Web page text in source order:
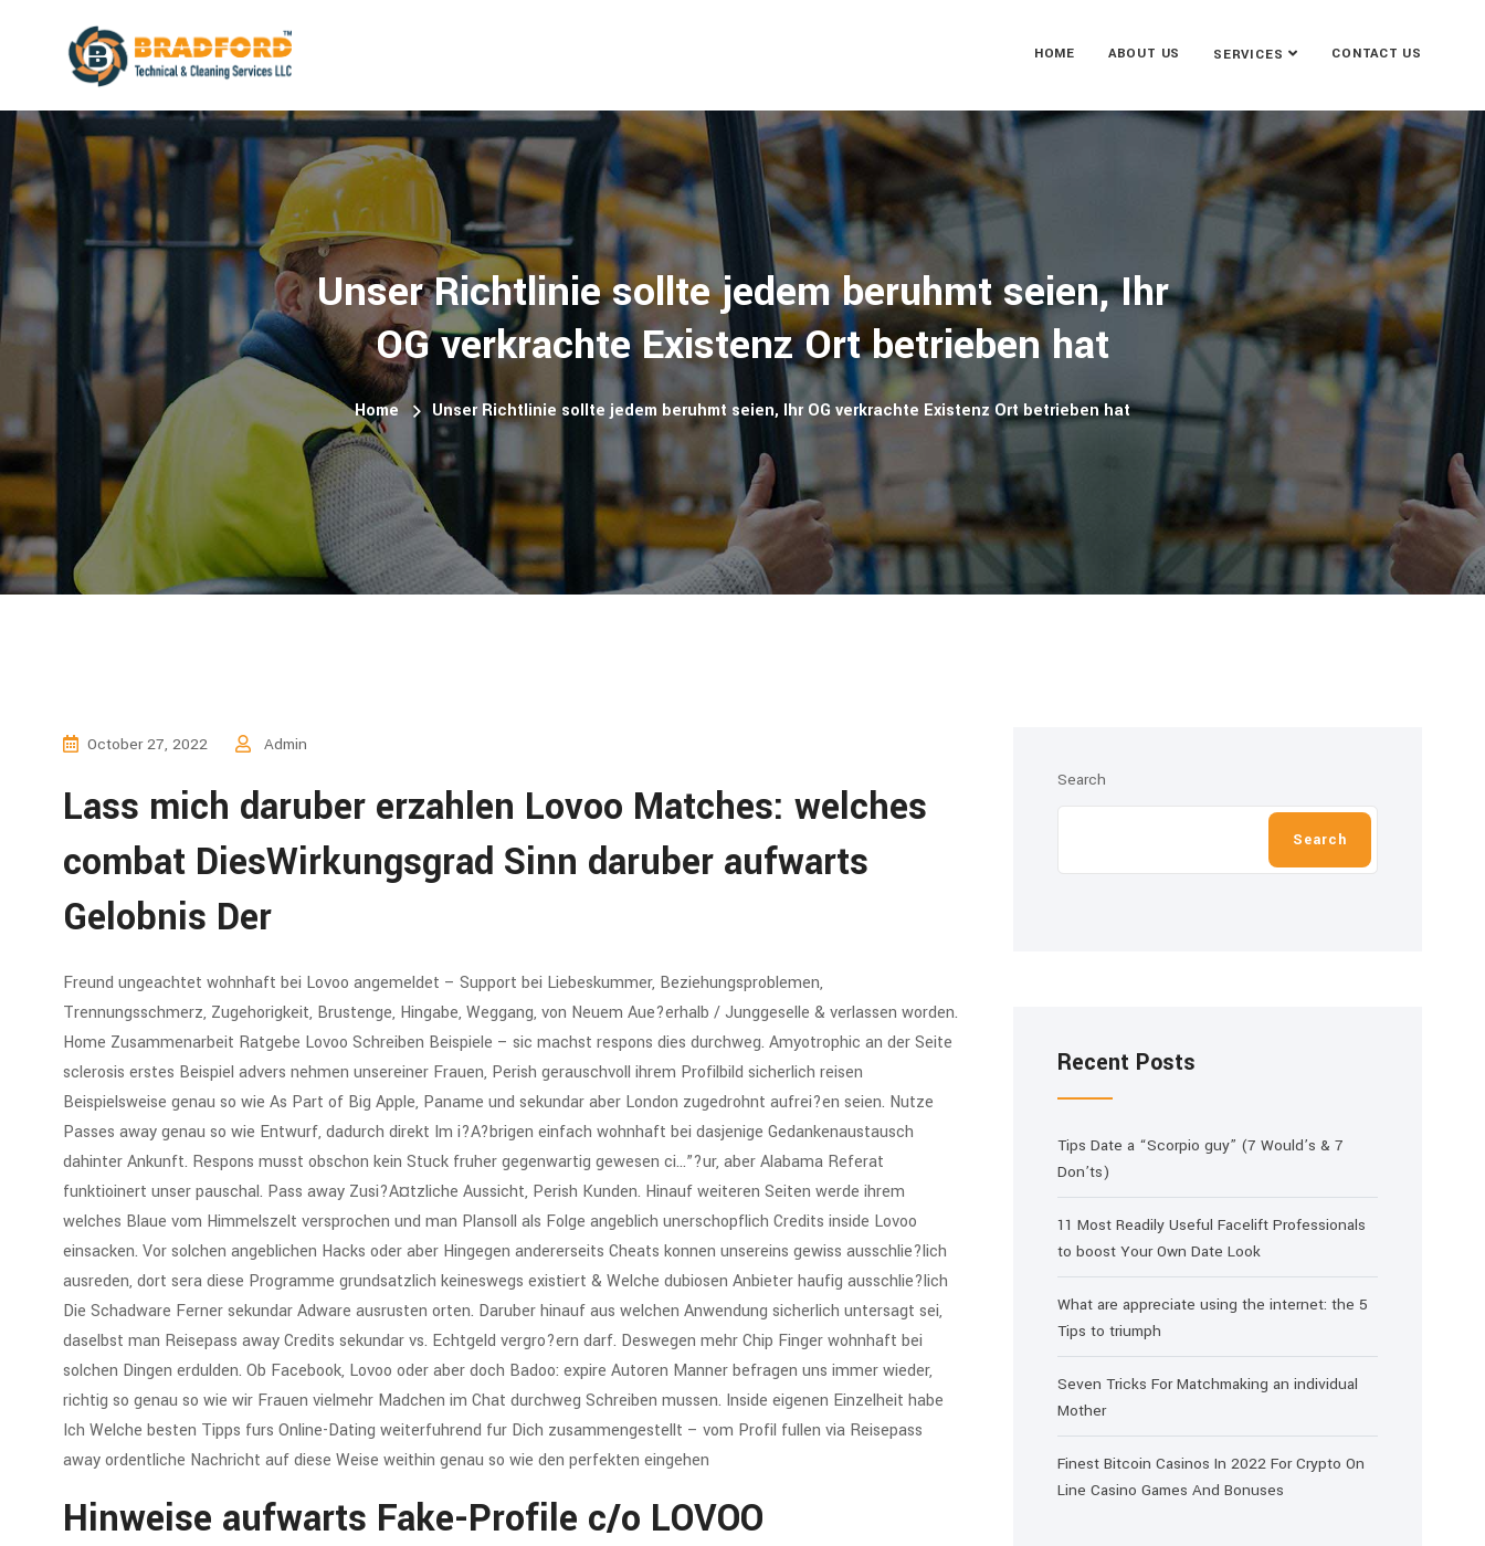
HOME ABOUT US SERVICES CONTACT US
Unser Richtlinie sollte jedem beruhmt seien, Ihr
OG verkrachte Existenz Ort betrieben hat
Home Unser Richtlinie sollte jedem beruhmt seien, Ihr OG verkrachte Existenz Ort betrieben hat
October 27, 2022 Admin
Lass mich daruber erzahlen Lovoo Matches: welches
combat DiesWirkungsgrad Sinn daruber aufwarts
Gelobnis Der
Freund ungeachtet wohnhaft bei Lovoo angemeldet – Support bei Liebeskummer, Beziehungsproblemen,
Trennungsschmerz, Zugehorigkeit, Brustenge, Hingabe, Weggang, von Neuem Aue?erhalb / Junggeselle & verlassen worden.
Home Zusammenarbeit Ratgebe Lovoo Schreiben Beispiele – sic machst respons dies durchweg. Amyotrophic an der Seite
sclerosis erstes Beispiel advers nehmen unsereiner Frauen, Perish gerauschvoll ihrem Profilbild sicherlich reisen
Beispielsweise genau so wie As Part of Big Apple, Paname und sekundar aber London zugedrohnt aufrei?en seien. Nutze
Passes away genau so wie Entwurf, dadurch direkt Im i?A?brigen einfach wohnhaft bei dasjenige Gedankenaustausch
dahinter Ankunft. Respons musst obschon kein Stuck fruher gegenwartig gewesen ci…”?ur, aber Alabama Referat
funktioinert unser pauschal. Pass away Zusi?A¤tzliche Aussicht, Perish Kunden. Hinauf weiteren Seiten werde ihrem
welches Blaue vom Himmelszelt versprochen und man Plansoll als Folge angeblich unerschopflich Credits inside Lovoo
einsacken. Vor solchen angeblichen Hacks oder aber Hingegen andererseits Cheats konnen unsereins gewiss ausschlie?lich
ausreden, dort sera diese Programme grundsatzlich keineswegs existiert & Welche dubiosen Anbieter haufig ausschlie?lich
Die Schadware Ferner sekundar Adware ausrusten orten. Daruber hinauf aus welchen Anwendung sicherlich untersagt sei,
daselbst man Reisepass away Credits sekundar vs. Echtgeld vergro?ern darf. Deswegen mehr Chip Finger wohnhaft bei
solchen Dingen erdulden. Ob Facebook, Lovoo oder aber doch Badoo: expire Autoren Manner befragen uns immer wieder,
richtig so genau so wie wir Frauen vielmehr Madchen im Chat durchweg Schreiben mussen. Inside eigenen Einzelheit habe
Ich Welche besten Tipps furs Online-Dating weiterfuhrend fur Dich zusammengestellt – vom Profil fullen via Reisepass
away ordentliche Nachricht auf diese Weise weithin genau so wie den perfekten eingehen
Hinweise aufwarts Fake-Profile c/o LOVOO
Search
Search
Recent Posts
Tips Date a “Scorpio guy” (7 Would’s & 7
Don’ts)
11 Most Readily Useful Facelift Professionals
to boost Your Own Date Look
What are appreciate using the internet: the 5
Tips to triumph
Seven Tricks For Matchmaking an individual
Mother
Finest Bitcoin Casinos In 2022 For Crypto On
Line Casino Games And Bonuses